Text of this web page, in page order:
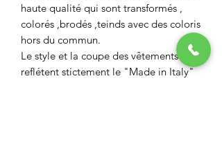
haute qualité qui sont transformés ,
colorés ,brodés ,teinds avec des coloris
hors du commun.
Le style et la coupe des vêtements
reflétent stictement le "Made in Italy"